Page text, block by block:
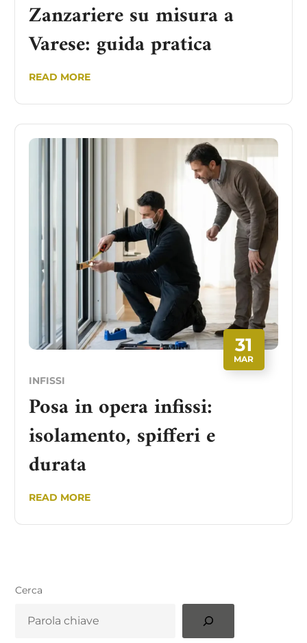
Zanzariere su misura a
Varese: guida pratica
READ MORE
31
MAR
INFISSI
Posa in opera infissi:
isolamento, spifferi e
durata
READ MORE
Cerca